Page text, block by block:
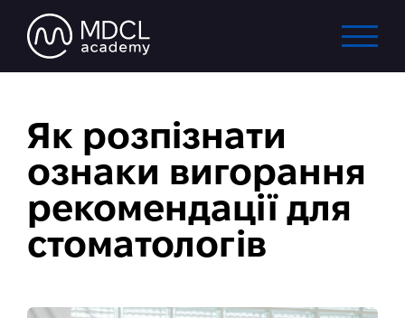
Як розпізнати
ознаки вигорання
рекомендації для
стоматологів